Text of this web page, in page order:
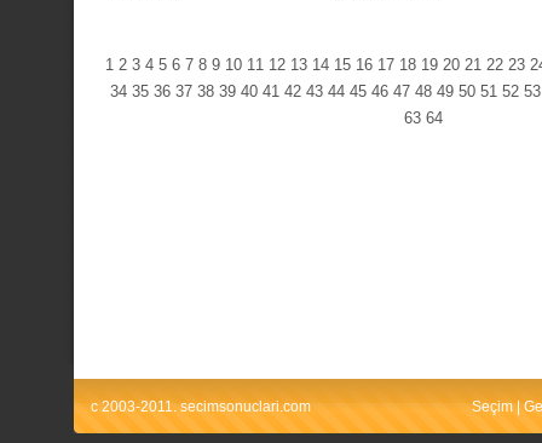
1 2 3 4 5 6 7 8 9 10 11 12 13 14 15 16 17 18 19 20 21 22 23
34 35 36 37 38 39 40 41 42 43 44 45 46 47 48 49 50 51 52 53
63 64
c 2003-2011. secimsonuclari.com Seçim